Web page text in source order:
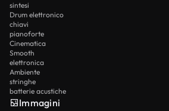
sintesi
Drum elettronico
chiavi
pianoforte
Cinematica
Smooth
elettronica
Ambiente
stringhe
batterie acustiche
Immagini